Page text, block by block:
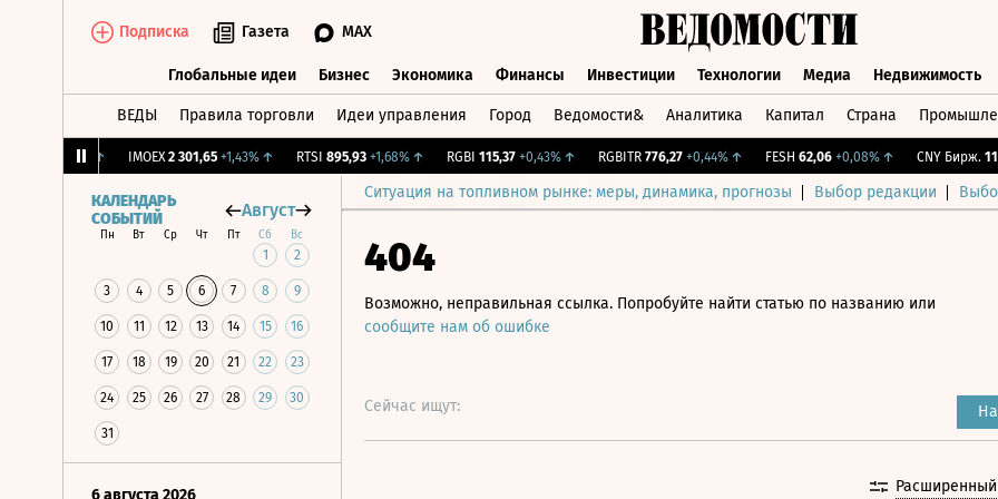
Подписка Газета MAX
Глобальные идеи Бизнес Экономика Финансы Инвестиции Технологии Медиа Недвижимость
ВЕДЫ Правила торговли Идеи управления Город Ведомости& Аналитика Капитал Страна
IMOEX 2 301,65 +1,43%↑ RTSI 895,93 +1,68%↑ RGBI 115,37 +0,43%↑ RGBITR 776,27 +0,44%↑ FESH 62,06 +0,08% ↑ CNY Бирж. 11,99
Ситуация на топливном рынке: меры, динамика, прогнозы Выбор редакции
КАЛЕНДАРЬ
СОБЫТИЙ
Август
Пн Вт Ср Чт Пт Сб Вс
1 2
3 4 5 6 7 8 9
10 11 12 13 14 15 16
17 18 19 20 21 22 23
24 25 26 27 28 29 30
31
6 августа 2026
404
Возможно, неправильная ссылка. Попробуйте найти статью по названию или
сообщите нам об ошибке
Сейчас ищут: